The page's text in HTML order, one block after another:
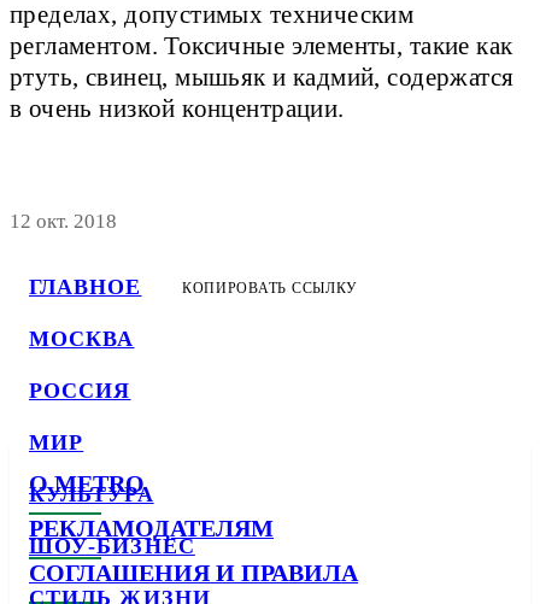
ГЛАВНОЕ
МОСКВА
РОССИЯ
МИР
КУЛЬТУРА
ШОУ-БИЗНЕС
СТИЛЬ ЖИЗНИ
пределах, допустимых техническим
регламентом. Токсичные элементы, такие как
ртуть, свинец, мышьяк и кадмий, содержатся
в очень низкой концентрации.
12 окт. 2018
КОПИРОВАТЬ ССЫЛКУ
О METRO
РЕКЛАМОДАТЕЛЯМ
СОГЛАШЕНИЯ И ПРАВИЛА